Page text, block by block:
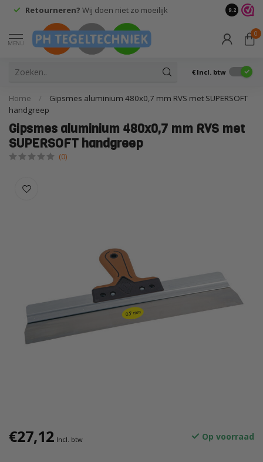
Retourneren? Wij doen niet zo moeilijk 9.2
MENU
0
€ Incl. btw
Home /
Gipsmes aluminium 480x0,7 mm RVS met SUPERSOFT
handgreep
Gipsmes aluminium 480x0,7 mm RVS met
SUPERSOFT handgreep
(0)
€27,12 Incl. btw Op voorraad